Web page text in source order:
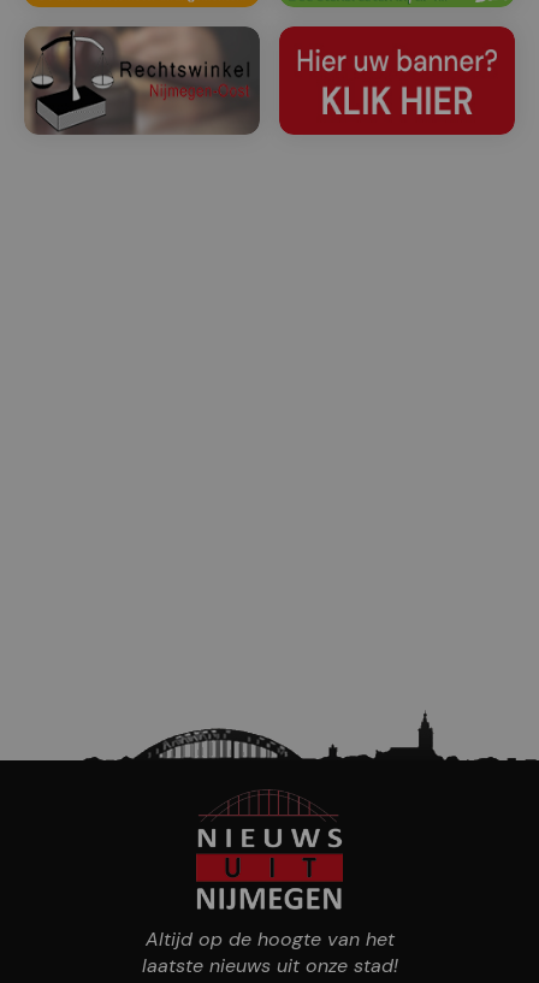
Altijd op de hoogte van het
laatste nieuws uit onze stad!